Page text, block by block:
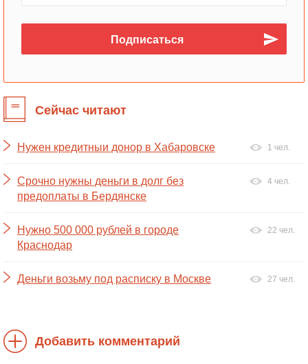
Сейчас читают
Нужен кредитныи донор в Хабаровске 1 чел.
Срочно нужны деньги в долг без
предоплаты в Бердянске
4 чел.
Нужно 500 000 рублей в городе
Краснодар
22 чел.
Деньги возьму под расписку в Москве 27 чел.
Добавить комментарий